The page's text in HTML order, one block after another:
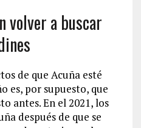
volver a buscar
de que Acuña esté
es, por supuesto, que
antes. En el 2021, los
después de que se